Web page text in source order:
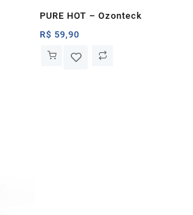
PURE HOT – Ozonteck
R$ 59,90